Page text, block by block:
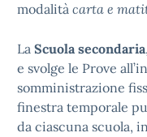
modalità carta e
La Scuola secondaria
e svolge le Prove
somministrazione
finestra temporale
da ciascuna scuola,